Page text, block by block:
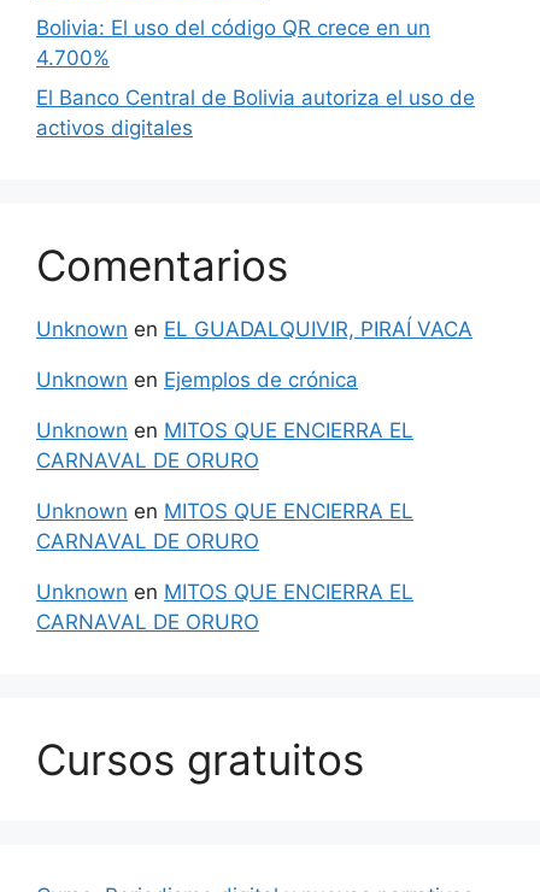
Bolivia: El uso del código QR crece en un
4.700%
El Banco Central de Bolivia autoriza el uso de
activos digitales
Comentarios
Unknown en EL GUADALQUIVIR, PIRAÍ VACA
Unknown en Ejemplos de crónica
Unknown en MITOS QUE ENCIERRA EL
CARNAVAL DE ORURO
Unknown en MITOS QUE ENCIERRA EL
CARNAVAL DE ORURO
Unknown en MITOS QUE ENCIERRA EL
CARNAVAL DE ORURO
Cursos gratuitos